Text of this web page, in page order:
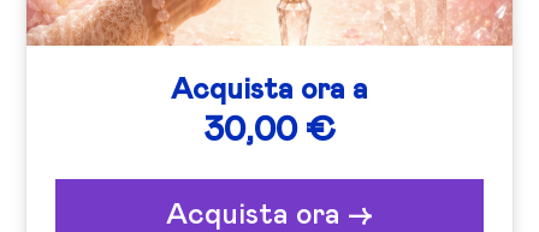
Acquista ora a
30,00 €
Acquista ora ->